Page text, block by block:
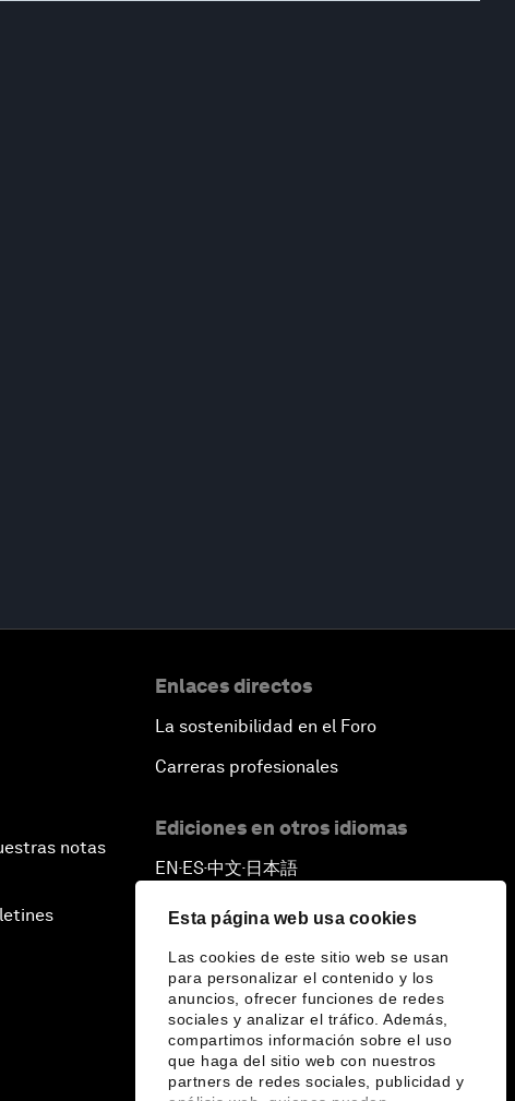
Esta página web usa cookies
Las cookies de este sitio web se usan
para personalizar el contenido y los
anuncios, ofrecer funciones de redes
sociales y analizar el tráfico. Además,
compartimos información sobre el uso
que haga del sitio web con nuestros
partners de redes sociales, publicidad y
notas
Enlaces directos
La sostenibilidad en el Foro
Carreras profesionales
Ediciones en otros idiomas
EN ▪ ES▪中文▪ 日本語